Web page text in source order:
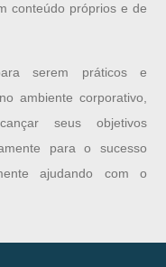
conteúdo próprios e de
serem práticos e
ambiente corporativo,
seus objetivos
para o sucesso
ajudando com o